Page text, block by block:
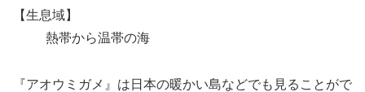
【生息域】
熱帯から温帯の海
『アオウミガメ』は日本の暖かい島などでも見ることがで